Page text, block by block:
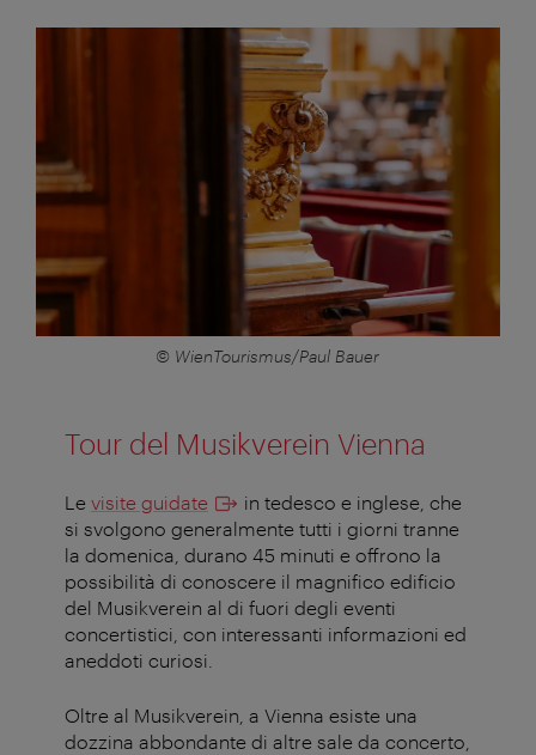
© WienTourismus/Paul Bauer
Tour del Musikverein Vienna
Le visite guidate
in tedesco e inglese, che
si svolgono generalmente tutti i giorni tranne
la domenica, durano 45 minuti e offrono la
possibilità di conoscere il magnifico edificio
del Musikverein al di fuori degli eventi
concertistici, con interessanti informazioni ed
aneddoti curiosi.
Oltre al Musikverein, a Vienna esiste una
dozzina abbondante di altre sale da concerto,